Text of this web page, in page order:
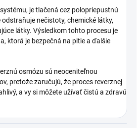
je tlačená cez polopriepustnú
nečistoty, chemické látky,
látky. Výsledkom tohto procesu je
ktorá je bezpečná na pitie a ďalšie
osmózu sú neoceniteľnou
pretože zaručujú, že proces reverznej
a vy si môžete užívať čistú a zdravú